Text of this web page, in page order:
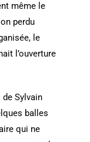
même le
perdu
le
l’ouverture
Sylvain
balles
qui ne